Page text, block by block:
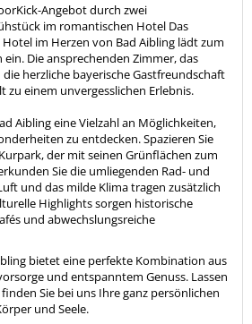
Angebot durch zwei
im romantischen Hotel Das
im Herzen von Bad Aibling lädt zum
Die ansprechenden Zimmer, das
herzliche bayerische Gastfreundschaft
zu einem unvergesslichen Erlebnis.
Aibling eine Vielzahl an Möglichkeiten,
zu entdecken. Spazieren Sie
der mit seinen Grünflächen zum
Sie die umliegenden Rad- und
und das milde Klima tragen zusätzlich
Highlights sorgen historische
und abwechslungsreiche
bietet eine perfekte Kombination aus
und entspanntem Genuss. Lassen
Sie bei uns Ihre ganz persönlichen
und Seele.